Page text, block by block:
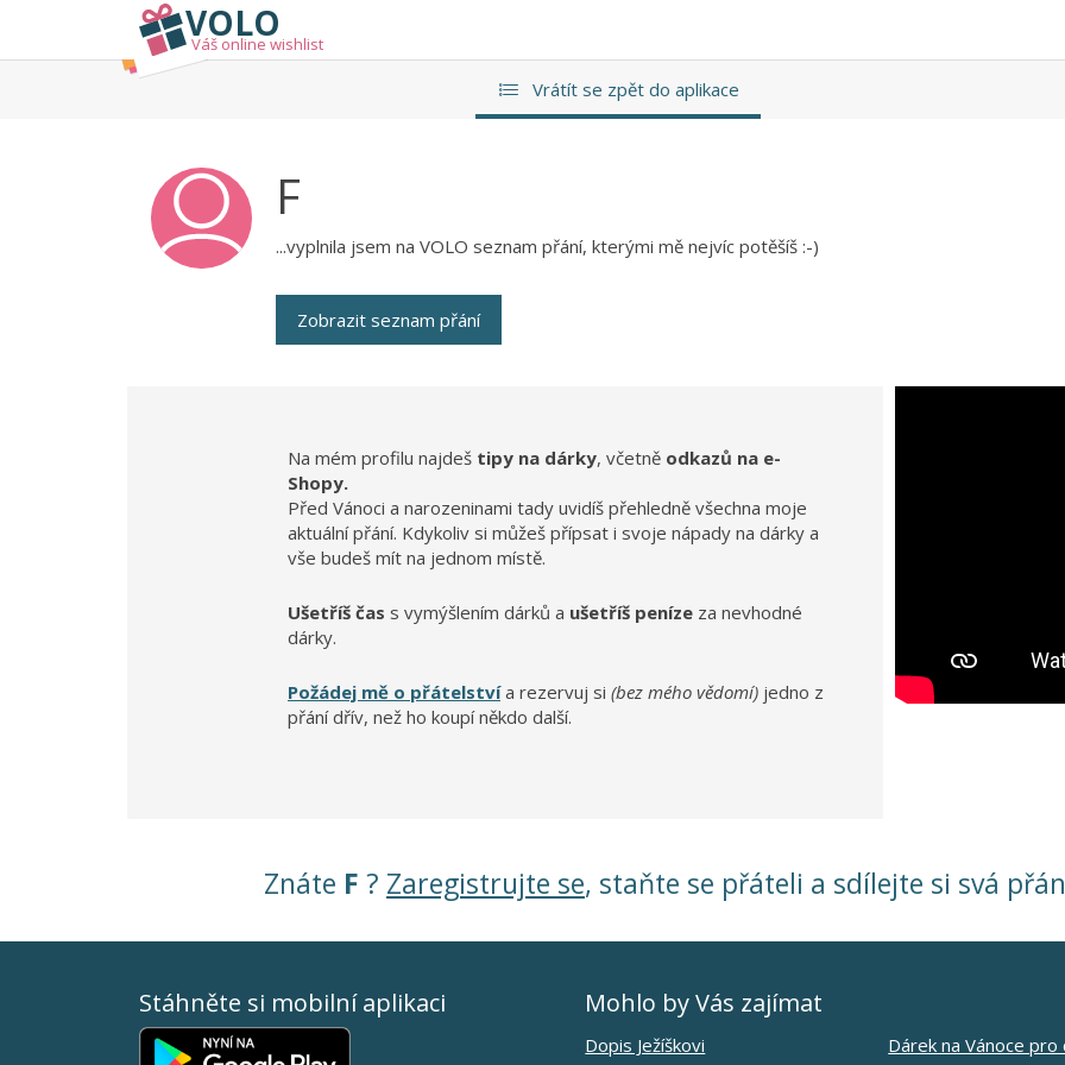
VOLO
Váš online wishlist
Vrátít se zpět do aplikace
F
...vyplnila jsem na VOLO seznam přání, kterými mě nejvíc potěšíš :-)
Zobrazit seznam přání
Na mém profilu najdeš tipy na dárky, včetně odkazů na e-
Shopy.
Před Vánoci a narozeninami tady uvidíš přehledně všechna moje
aktuální přání. Kdykoliv si můžeš přípsat i svoje nápady na dárky a
vše budeš mít na jednom místě.
Ušetříš čas s vymýšlením dárků a ušetříš peníze za nevhodné
dárky.
Požádej mě o přátelstvía rezervuj si (bez mého vědomí) jedno z
přání dřív, než ho koupí někdo další.
Znáte F ? Zaregistrujte se, staňte se přáteli a sdílejte si svá
Stáhněte si mobilní aplikaci Mohlo by Vás zajímat
Dopis Ježíškovi Dárek na Vánoce pro